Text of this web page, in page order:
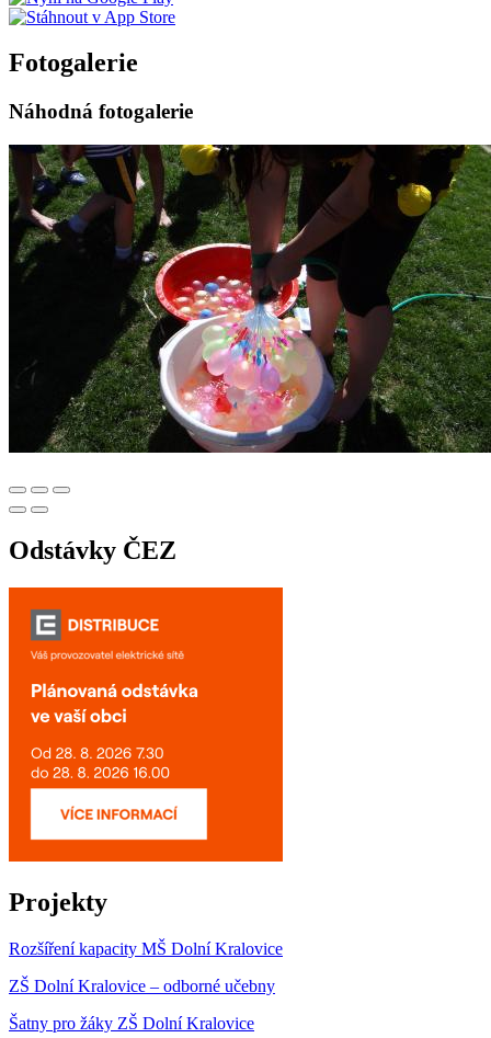
Fotogalerie
Náhodná fotogalerie
Odstávky ČEZ
Projekty
Rozšíření kapacity MŠ Dolní Kralovice
ZŠ Dolní Kralovice – odborné učebny
Šatny pro žáky ZŠ Dolní Kralovice